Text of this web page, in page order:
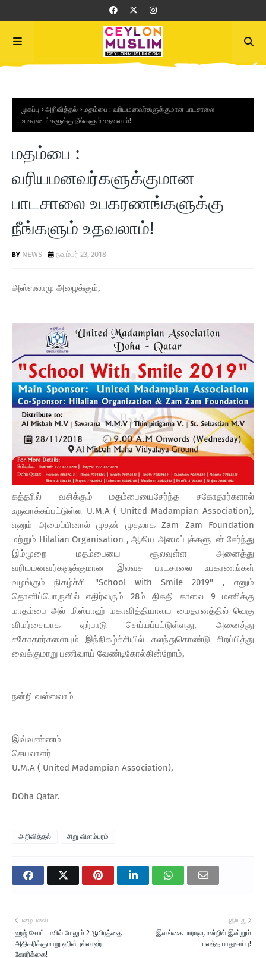
முகப்பு அறிவித்தல்
மதம்பை : வரியமனவர்களுக்குமான பாடசாலை
உபகரணங்களுக்கு நீங்களும் உதவலாம்!
மதம்பை :
வரியமனவர்களுக்குமான
பாடசாலை உபகரணங்களுக்கு
நீங்களும் உதவலாம்!
NEWS நவம்பர் 23, 2018
அஸ்ஸலாமு அழைக்கும்,
கத்தரில் வசிக்கும் மதம்பையைசேர்ந்த சகோதரர்களால்
உருவாக்கப்பட்டுள்ள U.M.A ( United Madampian Association),
எனும் அமைப்பினால் முதன் முதலாக Zam Zam Foundation
மற்றும் Hilalian Organisation , ஆகிய அமைப்புக்களுடன் சேர்ந்து
இம்முறை மதம்பையை சூலவுள்ள அனைத்து
வரியமனவர்களுக்குமான இலவச பாடசாலை உபகரணங்கள்
வழங்கும் நிகழ்ச்சி "School with Smile 2019" , எனும்
தொனிப்பொருளில் எதிர்வரும் 28ம் திகதி காலை 9 மணிக்கு
மாதம்பை அல் மிஸ்பாஹ் மகாவித்தியாலய மைதானத்தில் வெகு
விமர்சையாக ஏற்பாடு செய்யப்பட்டுள்ளது, அனைத்து
சகோதரர்களையும் இந்நிகழ்ச்சியில் கலந்துகொண்டு சிறப்பித்து
வைக்குமாறு பணிவாய் வேண்டிகோல்கின்றோம்,
நன்றி வஸ்ஸலாம்
இவ்வண்ணம்
செயலாளர்
U.M.A ( United Madampian Association),
DOha Qatar.
அறிவித்தல் சிறு விளம்பரம்
புதியது
இலங்கை பாராளுமன்றில் இன்றும்
பலத்த பாதுகாப்பு!
பழையவை
ஹஜ் கோட்டாவில் மேலும் 2ஆயிரத்தை
அதிகரிக்குமாறு ஹிஸ்புல்லாஹ்
கோரிக்கை!